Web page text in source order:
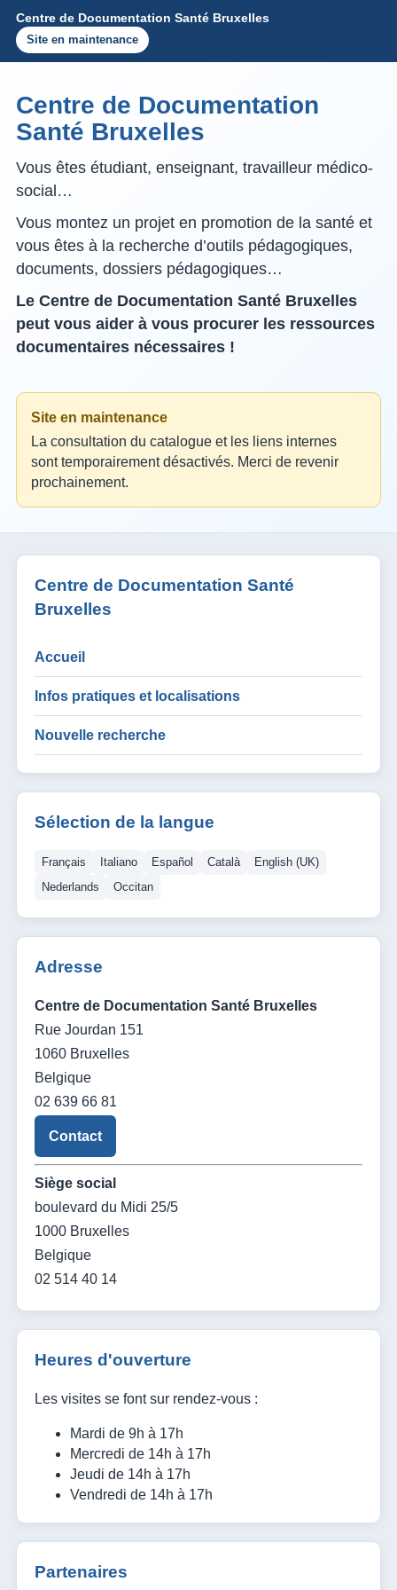
Centre de Documentation Santé Bruxelles
Site en maintenance
Centre de Documentation
Santé Bruxelles
Vous êtes étudiant, enseignant, travailleur médico-
social…
Vous montez un projet en promotion de la santé et
vous êtes à la recherche d’outils pédagogiques,
documents, dossiers pédagogiques…
Le Centre de Documentation Santé Bruxelles
peut vous aider à vous procurer les ressources
documentaires nécessaires !
Site en maintenance
La consultation du catalogue et les liens internes
sont temporairement désactivés. Merci de revenir
prochainement.
Centre de Documentation Santé
Bruxelles
Accueil
Infos pratiques et localisations
Nouvelle recherche
Sélection de la langue
Français Italiano Español Català
English (UK)
Nederlands
Occitan
Adresse
Centre de Documentation Santé Bruxelles
Rue Jourdan 151
1060 Bruxelles
Belgique
02 639 66 81
Contact
Siège social
boulevard du Midi 25/5
1000 Bruxelles
Belgique
02 514 40 14
Heures d'ouverture
Les visites se font sur rendez-vous :
Mardi de 9h à 17h
Mercredi de 14h à 17h
Jeudi de 14h à 17h
Vendredi de 14h à 17h
Partenaires